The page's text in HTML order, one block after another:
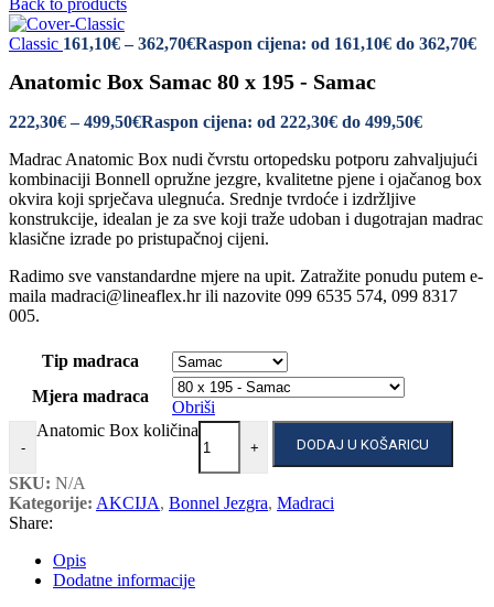
Back to products
Classic 161,10€ – 362,70€Raspon cijena: od 161,10€ do 362,70€
Anatomic Box Samac 80 x 195 - Samac
222,30€ – 499,50€Raspon cijena: od 222,30€ do 499,50€
Madrac Anatomic Box nudi čvrstu ortopedsku potporu zahvaljujući
kombinaciji Bonnell opružne jezgre, kvalitetne pjene i ojačanog box
okvira koji sprječava ulegnuća. Srednje tvrdoće i izdržljive
konstrukcije, idealan je za sve koji traže udoban i dugotrajan madrac
klasične izrade po pristupačnoj cijeni.
Radimo sve vanstandardne mjere na upit. Zatražite ponudu putem e-
maila madraci@lineaflex.hr ili nazovite 099 6535 574, 099 8317
005.
Tip madraca
Mjera madraca
Obriši
-
Anatomic Box količina
+ DODAJ U KOŠARICU
SKU: N/A
Kategorije: AKCIJA, Bonnel Jezgra, Madraci
Share:
Opis
Dodatne informacije